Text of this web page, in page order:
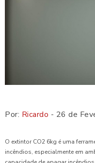
Por: Ricardo - 26 de
O extintor CO2 6kg é uma
incêndios, especialmente em